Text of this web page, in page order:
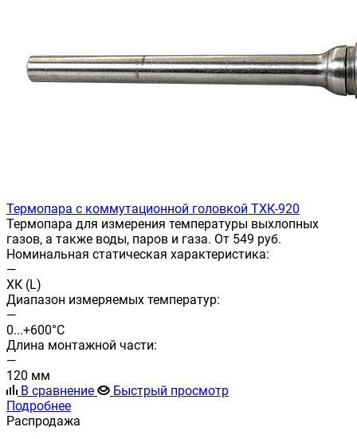
Термопара с коммутационной головкой ТХК-920
Термопара для измерения температуры выхлопных
газов, а также воды, паров и газа. От 549 руб.
Номинальная статическая характеристика:
—
ХК (L)
Диапазон измеряемых температур:
—
0...+600°С
Длина монтажной части:
—
120 мм
В сравнение
Быстрый просмотр
Подробнее
Распродажа